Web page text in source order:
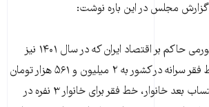
گزارش مجلس در این باره نوشت:
با توجه به شرایط تورمی حاکم بر اقتصاد ایران که در سال ۱۴۰۱ نیز
ادامه پیدا کرده، خط فقر سرانه در کشور به ۲ میلیون و ۵۶۱ هزار تومان
رسیده است. با احتساب بعد خانوار، خط فقر برای خانوار ۳ نفره در